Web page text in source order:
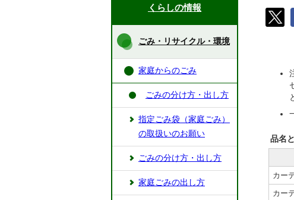
品名
カー
カー
くらしの情報
ごみ・リサイクル・環境
家庭からのごみ
ごみの分け方・出し方
指定ごみ袋（家庭ごみ）
の取扱いのお願い
ごみの分け方・出し方
家庭ごみの出し方